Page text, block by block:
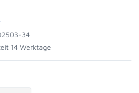
34
14 Werktage